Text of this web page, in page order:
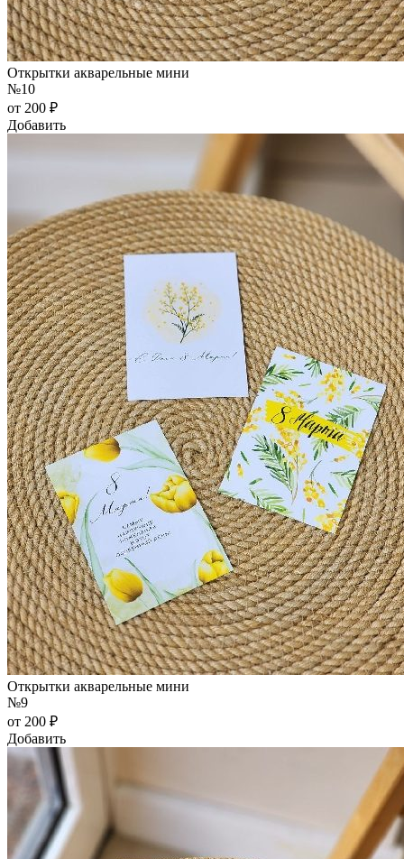
Открытки акварельные мини
№10
от 200 ₽
Добавить
Открытки акварельные мини
№9
от 200 ₽
Добавить